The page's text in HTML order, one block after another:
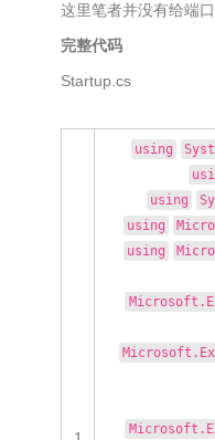
这里笔者并没有给端
完整代码
Startup.cs
using
using
using
using